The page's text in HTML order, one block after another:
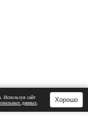
Используя сайт
данных Хорошо